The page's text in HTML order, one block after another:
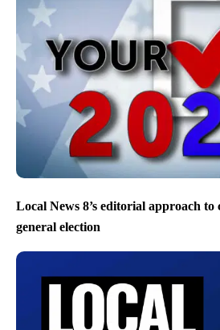
Local News 8’s editorial approach to
general election